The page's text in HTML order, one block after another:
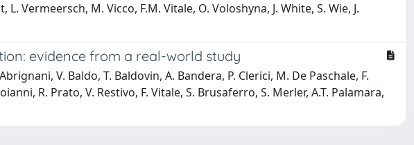
Vermeersch, M. Vicco, F.M. Vitale, O. Voloshyna, J. White, S. Wie, J.
evidence from a real-world study
V. Baldo, T. Baldovin, A. Bandera, P. Clerici, M. De Paschale, F.
R. Prato, V. Restivo, F. Vitale, S. Brusaferro, S. Merler, A.T. Palamara,